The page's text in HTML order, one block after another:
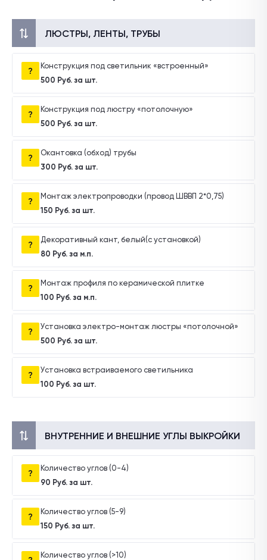
ЛЮСТРЫ, ЛЕНТЫ, ТРУБЫ
Конструкция под светильник «встроенный»
500 Руб. за шт.
Конструкция под люстру «потолочную»
500 Руб. за шт.
Окантовка (обход) трубы
300 Руб. за шт.
Монтаж электропроводки (провод ШВВП 2*0,75)
150 Руб. за шт.
Декоративный кант, белый(с установкой)
80 Руб. за м.п.
Монтаж профиля по керамической плитке
100 Руб. за м.п.
Установка электро-монтаж люстры «потолочной»
500 Руб. за шт.
Установка встраиваемого светильника
100 Руб. за шт.
ВНУТРЕННИЕ И ВНЕШНИЕ УГЛЫ ВЫКРОЙКИ
Количество углов (0-4)
90 Руб. за шт.
Количество углов (5-9)
150 Руб. за шт.
Количество углов (>10)